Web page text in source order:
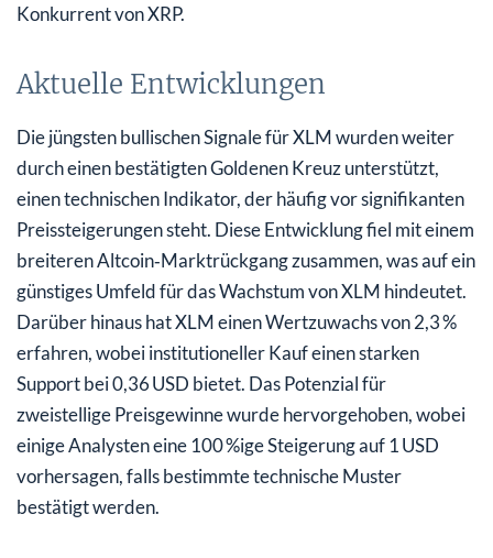
Konkurrent von XRP.
Aktuelle Entwicklungen
Die jüngsten bullischen Signale für XLM wurden weiter
durch einen bestätigten Goldenen Kreuz unterstützt,
einen technischen Indikator, der häufig vor signifikanten
Preissteigerungen steht. Diese Entwicklung fiel mit einem
breiteren Altcoin‑Marktrückgang zusammen, was auf ein
günstiges Umfeld für das Wachstum von XLM hindeutet.
Darüber hinaus hat XLM einen Wertzuwachs von 2,3 %
erfahren, wobei institutioneller Kauf einen starken
Support bei 0,36 USD bietet. Das Potenzial für
zweistellige Preisgewinne wurde hervorgehoben, wobei
einige Analysten eine 100 %ige Steigerung auf 1 USD
vorhersagen, falls bestimmte technische Muster
bestätigt werden.